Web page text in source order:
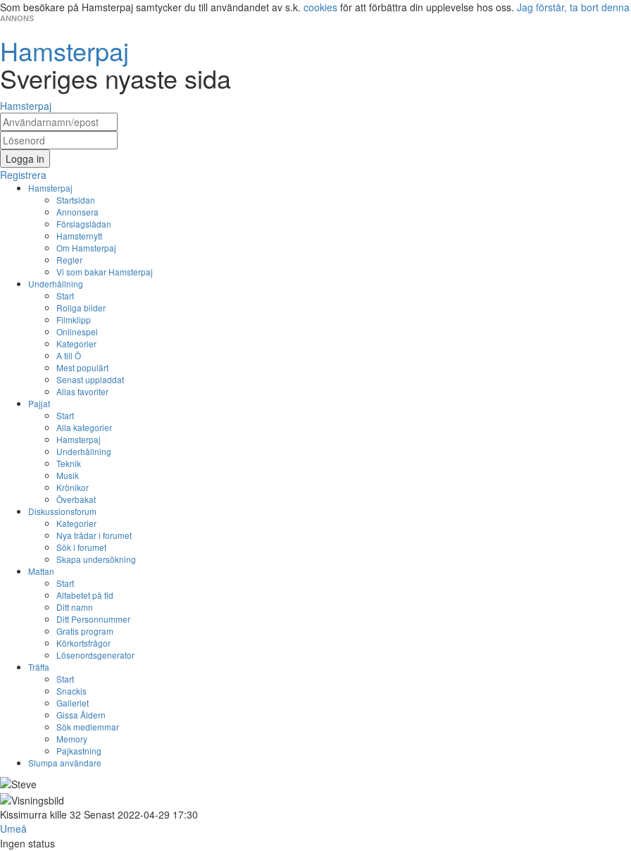
Som besökare på Hamsterpaj samtycker du till användandet av s.k. cookies för att förbättra din upplevelse hos oss. Jag förstår, ta bort
ANNONS
Hamsterpaj
Sveriges nyaste sida
Hamsterpaj
Logga in
Registrera
Hamsterpaj
Startsidan
Annonsera
Förslagslådan
Hamsternytt
Om Hamsterpaj
Regler
Vi som bakar Hamsterpaj
Underhållning
Start
Roliga bilder
Filmklipp
Onlinespel
Kategorier
A till Ö
Mest populärt
Senast uppladdat
Allas favoriter
Pajjat
Start
Alla kategorier
Hamsterpaj
Underhållning
Teknik
Musik
Krönikor
Överbakat
Diskussionsforum
Kategorier
Nya trådar i forumet
Sök i forumet
Skapa undersökning
Mattan
Start
Alfabetet på tid
Ditt namn
Ditt Personnummer
Gratis program
Körkortsfrågor
Lösenordsgenerator
Träffa
Start
Snackis
Galleriet
Gissa Åldern
Sök medlemmar
Memory
Pajkastning
Slumpa användare
Kissimurra kille 32 Senast 2022-04-29 17:30
Umeå
Ingen status